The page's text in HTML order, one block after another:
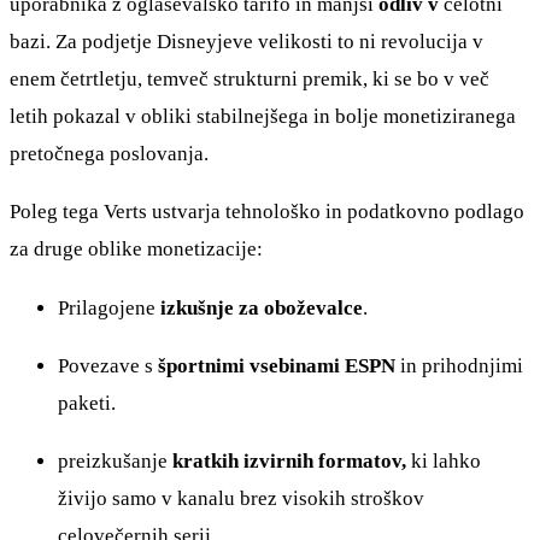
uporabnika z oglaševalsko tarifo in manjši odliv v celotni
bazi. Za podjetje Disneyjeve velikosti to ni revolucija v
enem četrtletju, temveč strukturni premik, ki se bo v več
letih pokazal v obliki stabilnejšega in bolje monetiziranega
pretočnega poslovanja.
Poleg tega Verts ustvarja tehnološko in podatkovno podlago
za druge oblike monetizacije:
Prilagojene izkušnje za oboževalce.
Povezave s športnimi vsebinami ESPN in prihodnjimi
paketi.
preizkušanje kratkih izvirnih formatov, ki lahko
živijo samo v kanalu brez visokih stroškov
celovečernih serij.